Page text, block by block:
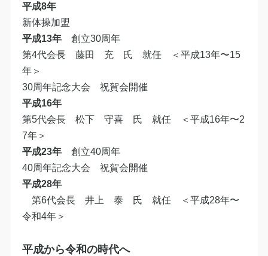
平成8年
新体操加盟
平成13年 創立30周年
第4代会長 藤田 充 氏 就任 ＜平成13年〜15
年＞
30周年記念大会 祝賀会開催
平成16年
第5代会長 松下 守喜 氏 就任 ＜平成16年〜2
7年＞
平成23年創立40周年
40周年記念大会 祝賀会開催
平成28年
第6代会長 井上 泰 氏 就任 ＜平成28年〜
令和4年＞
平成から令和の時代へ